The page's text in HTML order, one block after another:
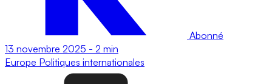
Abonné
13 novembre 2025 - 2 min
Europe Politiques internationales